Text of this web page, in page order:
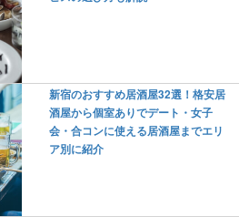
新宿のおすすめ居酒屋32選！格安居
酒屋から個室ありでデート・女子
会・合コンに使える居酒屋までエリ
ア別に紹介